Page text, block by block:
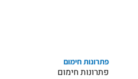
פתרונות חימום
פתרונות חימום